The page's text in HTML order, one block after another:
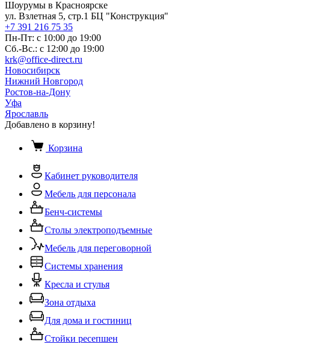
Шоурумы в Красноярске
ул. Взлетная 5, стр.1 БЦ "Конструкция"
+7 391 216 75 35
Пн-Пт: с 10:00 до 19:00
Сб.-Вс.: с 12:00 до 19:00
krk@office-direct.ru
Новосибирск
Нижний Новгород
Ростов-на-Дону
Уфа
Ярославль
Добавлено в корзину!
Корзина
Кабинет руководителя
Мебель для персонала
Бенч-системы
Столы электроподъемные
Мебель для переговорной
Системы хранения
Кресла и стулья
Зона отдыха
Для дома и гостиниц
Стойки ресепшен